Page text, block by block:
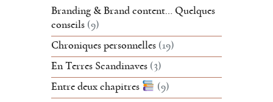
Branding & Brand content… Quelques
conseils (9)
Chroniques personnelles (19)
En Terres Scandinaves (3)
Entre deux chapitres
(9)